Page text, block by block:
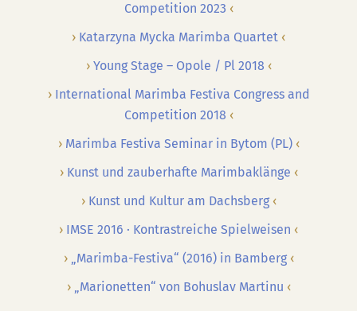
Competition 2023
Katarzyna Mycka Marimba Quartet
Young Stage – Opole / Pl 2018
International Marimba Festiva Congress and
Competition 2018
Marimba Festiva Seminar in Bytom (PL)
Kunst und zauberhafte Marimbaklänge
Kunst und Kultur am Dachsberg
IMSE 2016 · Kontrastreiche Spielweisen
„Marimba-Festiva“ (2016) in Bamberg
„Marionetten“ von Bohuslav Martinu